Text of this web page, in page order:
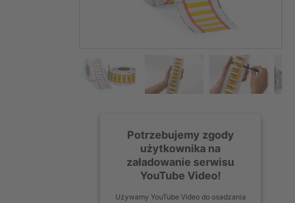
Potrzebujemy zgody
użytkownika na
załadowanie serwisu
YouTube Video!
Używamy YouTube Video do osadzania